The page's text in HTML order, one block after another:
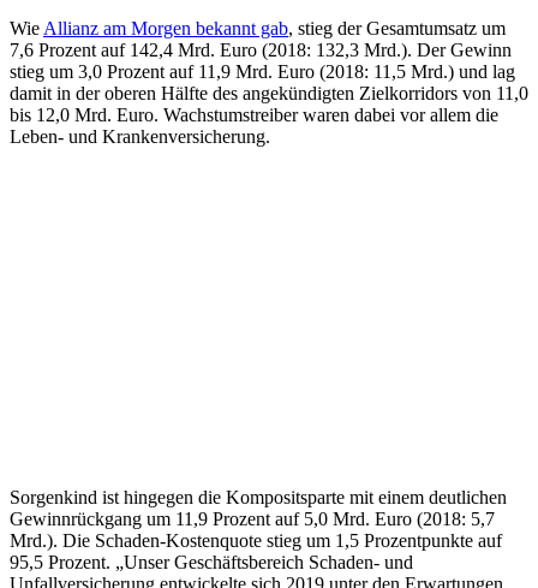
WieAllianz am Morgen bekannt gab, stieg der Gesamtumsatz um
7,6 Prozent auf 142,4 Mrd. Euro (2018: 132,3 Mrd.). Der Gewinn
stieg um 3,0 Prozent auf 11,9 Mrd. Euro (2018: 11,5 Mrd.) und lag
damit in der oberen Hälfte des angekündigten Zielkorridors von 11,0
bis 12,0 Mrd. Euro. Wachstumstreiber waren dabei vor allem die
Leben- und Krankenversicherung.
Sorgenkind ist hingegen die Kompositsparte mit einem deutlichen
Gewinnrückgang um 11,9 Prozent auf 5,0 Mrd. Euro (2018: 5,7
Mrd.). Die Schaden-Kostenquote stieg um 1,5 Prozentpunkte auf
95,5 Prozent. „Unser Geschäftsbereich Schaden- und